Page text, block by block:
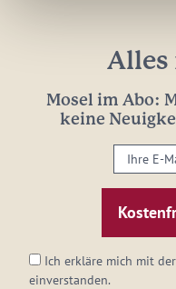
Alles
Mosel im Abo:
keine
Ihre
E-
Mail-
Adresse:
Ich erkläre mich mit der
einverstanden.